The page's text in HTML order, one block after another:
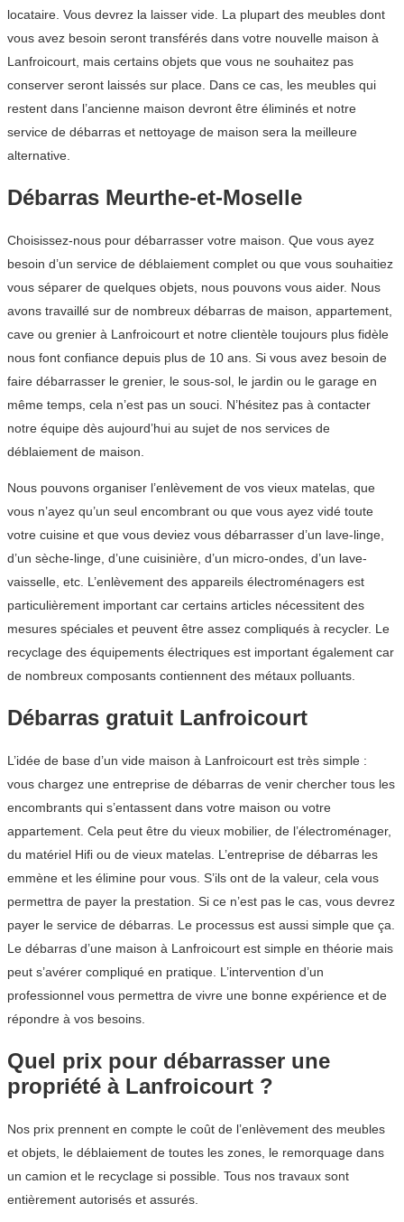
locataire. Vous devrez la laisser vide. La plupart des meubles dont
vous avez besoin seront transférés dans votre nouvelle maison à
Lanfroicourt, mais certains objets que vous ne souhaitez pas
conserver seront laissés sur place. Dans ce cas, les meubles qui
restent dans l’ancienne maison devront être éliminés et notre
service de débarras et nettoyage de maison sera la meilleure
alternative.
Débarras Meurthe-et-Moselle
Choisissez-nous pour débarrasser votre maison. Que vous ayez
besoin d’un service de déblaiement complet ou que vous souhaitiez
vous séparer de quelques objets, nous pouvons vous aider. Nous
avons travaillé sur de nombreux débarras de maison, appartement,
cave ou grenier à Lanfroicourt et notre clientèle toujours plus fidèle
nous font confiance depuis plus de 10 ans. Si vous avez besoin de
faire débarrasser le grenier, le sous-sol, le jardin ou le garage en
même temps, cela n’est pas un souci. N’hésitez pas à contacter
notre équipe dès aujourd’hui au sujet de nos services de
déblaiement de maison.
Nous pouvons organiser l’enlèvement de vos vieux matelas, que
vous n’ayez qu’un seul encombrant ou que vous ayez vidé toute
votre cuisine et que vous deviez vous débarrasser d’un lave-linge,
d’un sèche-linge, d’une cuisinière, d’un micro-ondes, d’un lave-
vaisselle, etc. L’enlèvement des appareils électroménagers est
particulièrement important car certains articles nécessitent des
mesures spéciales et peuvent être assez compliqués à recycler. Le
recyclage des équipements électriques est important également car
de nombreux composants contiennent des métaux polluants.
Débarras gratuit Lanfroicourt
L’idée de base d’un vide maison à Lanfroicourt est très simple :
vous chargez une entreprise de débarras de venir chercher tous les
encombrants qui s’entassent dans votre maison ou votre
appartement. Cela peut être du vieux mobilier, de l’électroménager,
du matériel Hifi ou de vieux matelas. L’entreprise de débarras les
emmène et les élimine pour vous. S’ils ont de la valeur, cela vous
permettra de payer la prestation. Si ce n’est pas le cas, vous devrez
payer le service de débarras. Le processus est aussi simple que ça.
Le débarras d’une maison à Lanfroicourt est simple en théorie mais
peut s’avérer compliqué en pratique. L’intervention d’un
professionnel vous permettra de vivre une bonne expérience et de
répondre à vos besoins.
Quel prix pour débarrasser une
propriété à Lanfroicourt ?
Nos prix prennent en compte le coût de l’enlèvement des meubles
et objets, le déblaiement de toutes les zones, le remorquage dans
un camion et le recyclage si possible. Tous nos travaux sont
entièrement autorisés et assurés.